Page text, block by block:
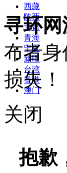
西藏
陕西
甘肃
青海
宁夏
新疆
台湾
香港
澳门
寻环网
布者
损失！
关闭
抱歉